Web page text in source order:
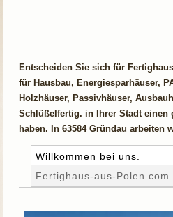
Entscheiden Sie sich für
für Hausbau, Energiesparhäuser,
Holzhäuser, Passivhäuser,
Schlüßelfertig. in Ihrer Stadt einen
haben. In 63584 Gründau arbeiten
Willkommen bei uns.
Fertighaus-aus-Polen.com